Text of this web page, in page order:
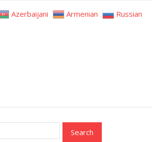
Azerbaijani Armenian Russian